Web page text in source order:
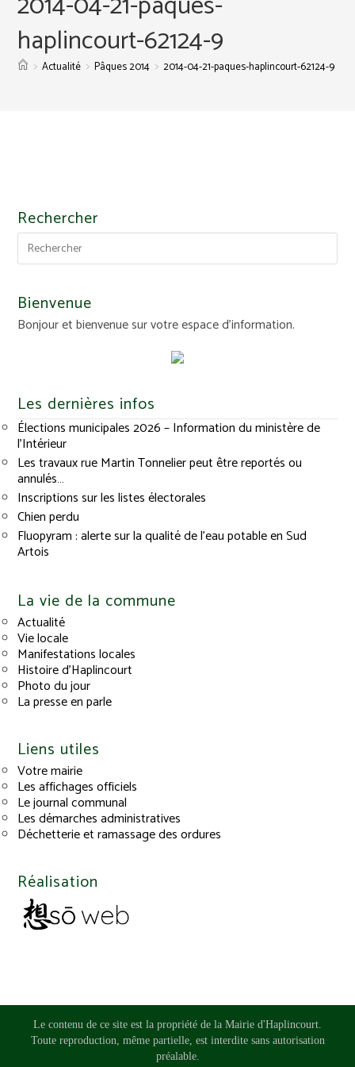
haplincourt-62124-9
> Actualité > Pâques 2014 > 2014-04-21-paques-haplincourt-62124-9
Rechercher
Bienvenue
Bonjour et bienvenue sur votre espace d'information.
Les dernières infos
Élections municipales 2026 – Information du ministère de
l’Intérieur
Les travaux rue Martin Tonnelier peut être reportés ou
annulés…
Inscriptions sur les listes électorales
Chien perdu
Fluopyram : alerte sur la qualité de l’eau potable en Sud
Artois
La vie de la commune
Actualité
Vie locale
Manifestations locales
Histoire d’Haplincourt
Photo du jour
La presse en parle
Liens utiles
Votre mairie
Les affichages officiels
Le journal communal
Les démarches administratives
Déchetterie et ramassage des ordures
Réalisation
Le contenu de ce site est la propriété de la Mairie d'Haplincourt.
Toute reproduction, même partielle, est interdite sans autorisation
préalable.